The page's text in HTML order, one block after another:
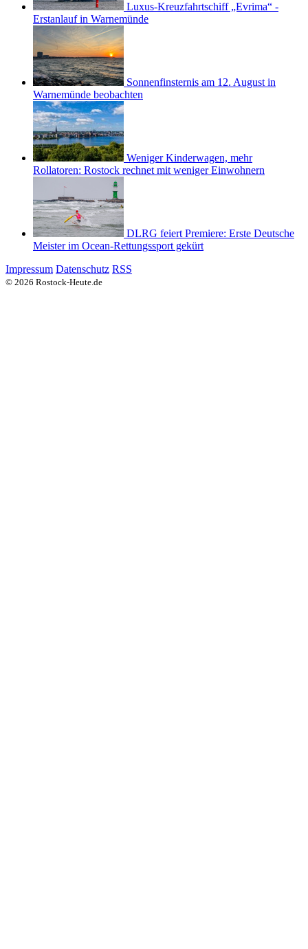
Luxus-Kreuzfahrtschiff „Evrima“ -
Erstanlauf in Warnemünde
Sonnenfinsternis am 12. August in
Warnemünde beobachten
Weniger Kinderwagen, mehr
Rollatoren: Rostock rechnet mit weniger Einwohnern
DLRG feiert Premiere: Erste Deutsche
Meister im Ocean-Rettungssport gekürt
Impressum Datenschutz RSS
© 2026 Rostock-Heute.de